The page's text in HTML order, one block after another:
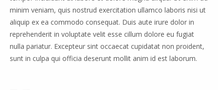
minim veniam, quis nostrud exercitation ullamco laboris nisi ut
aliquip ex ea commodo consequat. Duis aute irure dolor in
reprehenderit in voluptate velit esse cillum dolore eu fugiat
nulla pariatur. Excepteur sint occaecat cupidatat non proident,
sunt in culpa qui officia deserunt mollit anim id est laborum.